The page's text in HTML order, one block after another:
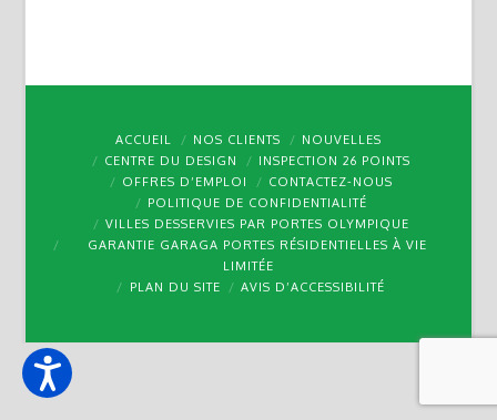
ACCUEIL NOS CLIENTS
NOUVELLES
CENTRE DU DESIGN
INSPECTION 26 POINTS
OFFRES D’EMPLOI
CONTACTEZ-NOUS
POLITIQUE DE CONFIDENTIALITÉ
VILLES DESSERVIES PAR PORTES OLYMPIQUE
GARANTIE GARAGA PORTES RÉSIDENTIELLES À VIE
LIMITÉE
PLAN DU SITE
AVIS D’ACCESSIBILITÉ